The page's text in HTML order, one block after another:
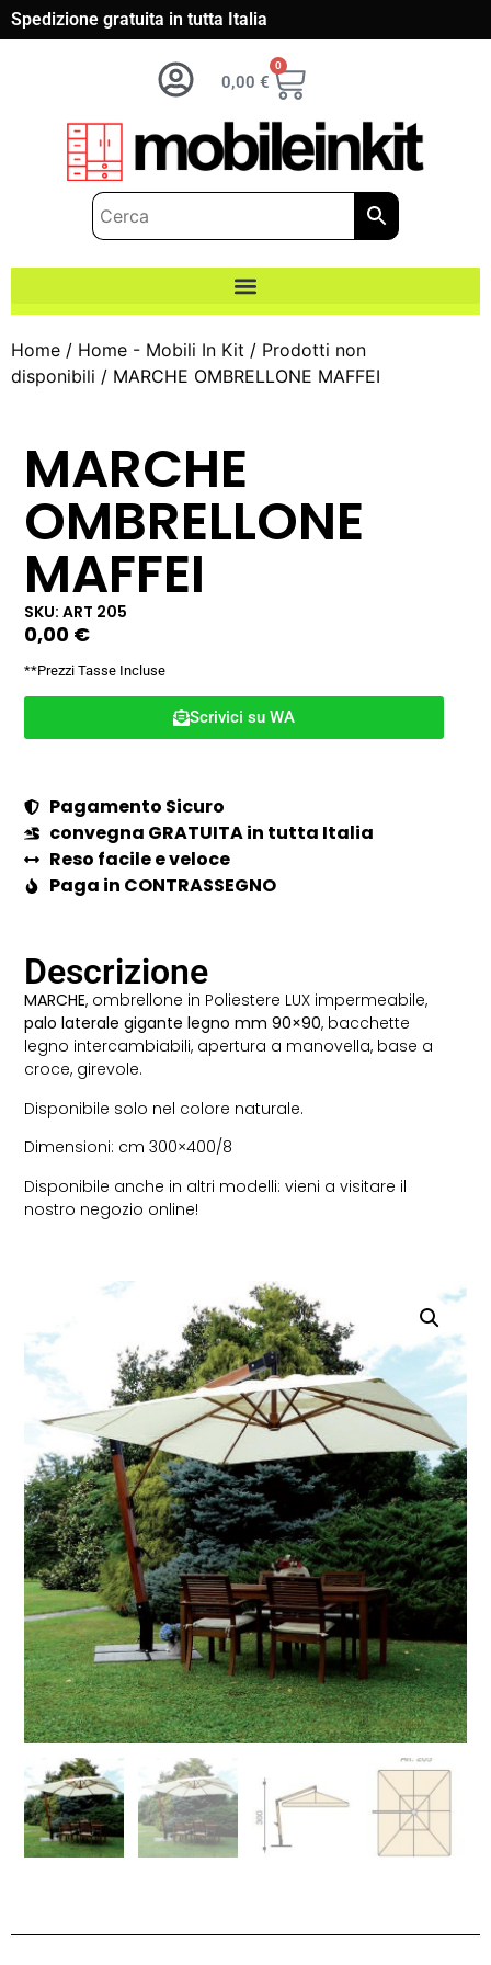
Spedizione gratuita in tutta Italia
0,00 €
0
Home / Home - Mobili In Kit / Prodotti non
disponibili / MARCHE OMBRELLONE MAFFEI
MARCHE
OMBRELLONE
MAFFEI
SKU: ART 205
0,00 €
**Prezzi Tasse Incluse
Scrivici su WA
Pagamento Sicuro
convegna GRATUITA in tutta Italia
Reso facile e veloce
Paga in CONTRASSEGNO
Descrizione
MARCHE, ombrellone in Poliestere LUX impermeabile,
palo laterale gigante legno mm 90×90, bacchette
legno intercambiabili, apertura a manovella, base a
croce, girevole.
Disponibile solo nel colore naturale.
Dimensioni: cm 300×400/8
Disponibile anche in altri modelli: vieni a visitare il
nostro negozio online!